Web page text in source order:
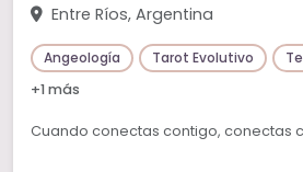
Entre Ríos, Argentina
Angeología Tarot Evolutivo
+1 más
Cuando conectas contigo, conectas